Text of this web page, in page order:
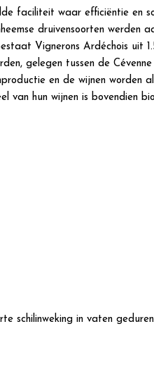
faciliteit waar efficiëntie en
druivensoorten werden
Vignerons Ardéchois uit
gelegen tussen de
en de wijnen worden
van hun wijnen is bovendien
schilinweking in vaten